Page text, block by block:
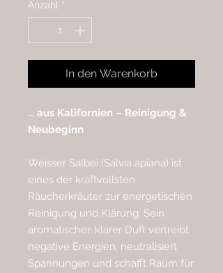
Anzahl *
In den Warenkorb
... aus Kalifornien – Reinigung &
Neubeginn
Weisser Salbei (Salvia apiana) ist
eines der kraftvollsten
Räucherkräuter zur energetischen
Reinigung und Klärung. Sein
aromatischer, klarer Duft vertreibt
negative Energien, neutralisiert
Spannungen und schafft Raum für